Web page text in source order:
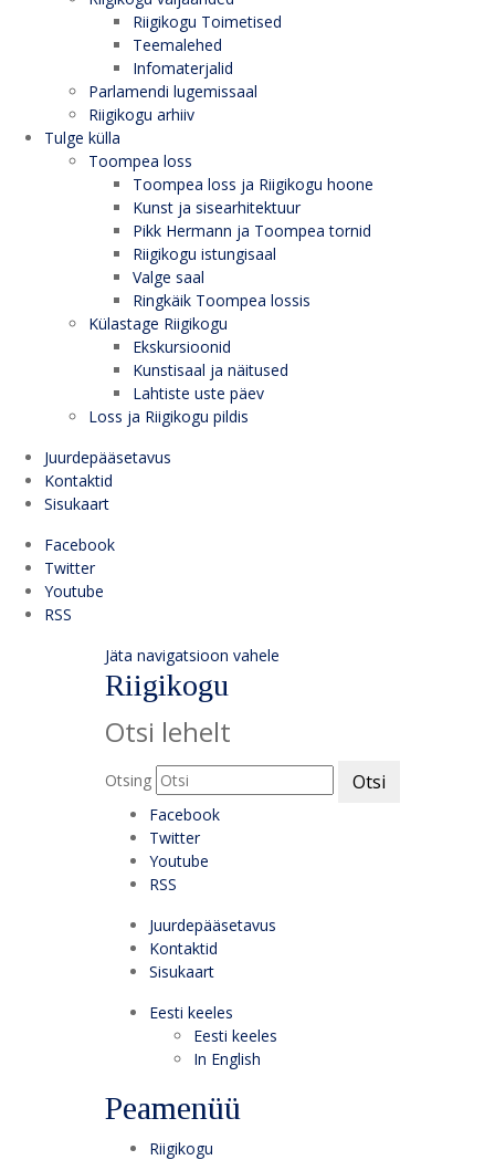
Riigikogu Toimetised
Teemalehed
Infomaterjalid
Parlamendi lugemissaal
Riigikogu arhiiv
Tulge külla
Toompea loss
Toompea loss ja Riigikogu hoone
Kunst ja sisearhitektuur
Pikk Hermann ja Toompea tornid
Riigikogu istungisaal
Valge saal
Ringkäik Toompea lossis
Külastage Riigikogu
Ekskursioonid
Kunstisaal ja näitused
Lahtiste uste päev
Loss ja Riigikogu pildis
Juurdepääsetavus
Kontaktid
Sisukaart
Facebook
Twitter
Youtube
RSS
Jäta navigatsioon vahele
Riigikogu
Otsi lehelt
Otsing Otsi
Facebook
Twitter
Youtube
RSS
Juurdepääsetavus
Kontaktid
Sisukaart
Eesti keeles
Eesti keeles
In English
Peamenüü
Riigikogu